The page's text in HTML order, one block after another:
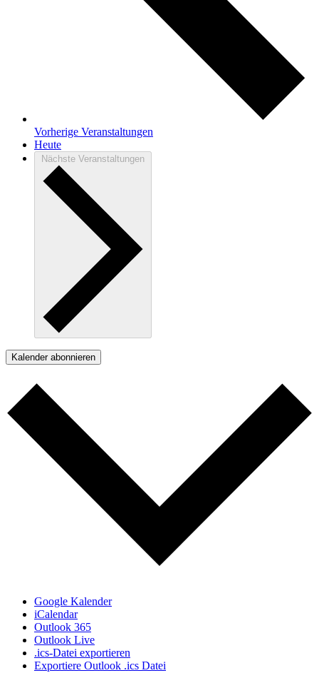
Vorherige Veranstaltungen
Heute
Nächste Veranstaltungen
Kalender abonnieren
Google Kalender
iCalendar
Outlook 365
Outlook Live
.ics-Datei exportieren
Exportiere Outlook .ics Datei